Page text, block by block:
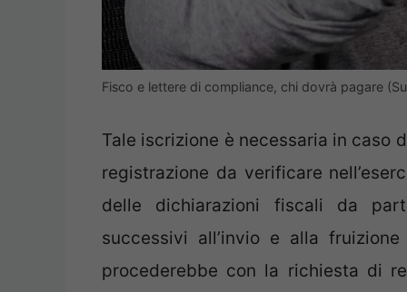
Fisco e lettere di compliance, chi dovrà pagare
Tale iscrizione è necessaria in caso
registrazione da verificare
delle dichiarazioni fiscali da
successivi all’invio e alla
procederebbe con la richiesta di